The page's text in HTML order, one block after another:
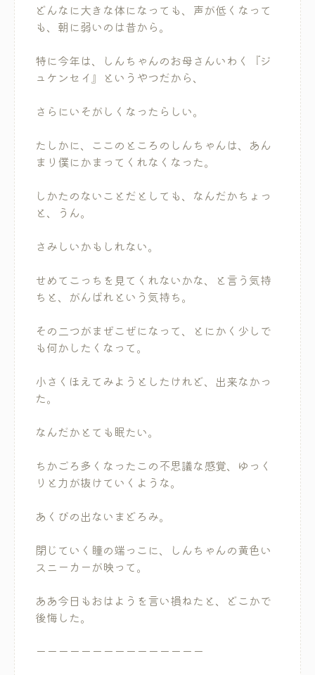
どんなに大きな体になっても、声が低くなって
も、朝に弱いのは昔から。
特に今年は、しんちゃんのお母さんいわく『ジ
ュケンセイ』というやつだから、
さらにいそがしくなったらしい。
たしかに、ここのところのしんちゃんは、あん
まり僕にかまってくれなくなった。
しかたのないことだとしても、なんだかちょっ
と、うん。
さみしいかもしれない。
せめてこっちを見てくれないかな、と言う気持
ちと、がんばれという気持ち。
その二つがまぜこぜになって、とにかく少しで
も何かしたくなって。
小さくほえてみようとしたけれど、出来なかっ
た。
なんだかとても眠たい。
ちかごろ多くなったこの不思議な感覚、ゆっく
りと力が抜けていくような。
あくびの出ないまどろみ。
閉じていく瞳の端っこに、しんちゃんの黄色い
スニーカーが映って。
ああ今日もおはようを言い損ねたと、どこかで
後悔した。
ーーーーーーーーーーーーーーー